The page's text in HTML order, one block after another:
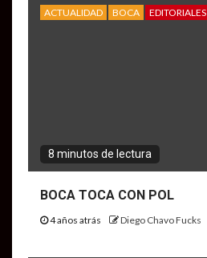
ACTUALIDAD BOCA EDITORIALES
8 minutos de lectura
BOCA TOCA CON POL
4 años atrás Diego Chavo Fucks